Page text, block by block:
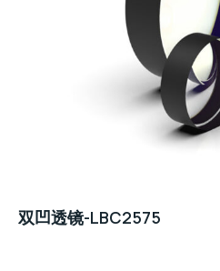
双凹透镜-LBC2575